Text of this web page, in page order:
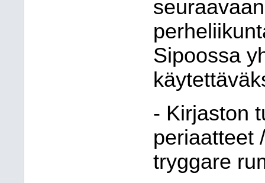
Sipoossa
- Kirjaston
periaatteet
tryggare